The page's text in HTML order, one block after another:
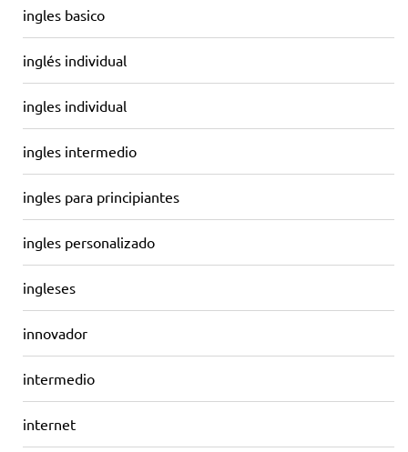
ingles basico
inglés individual
ingles individual
ingles intermedio
ingles para principiantes
ingles personalizado
ingleses
innovador
intermedio
internet